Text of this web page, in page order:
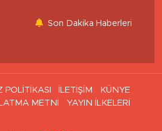
Son Dakika Haberleri
POLİTİKASI İLETİŞİM
KÜNYE
METNİ
YAYIN İLKELERİ